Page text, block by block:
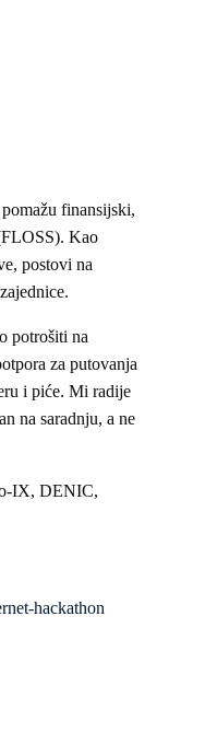
finansijski,
Kao
postovi na
potrošiti na
za putovanja
i piće. Mi radije
na saradnju, a ne
IX, DENIC,
hackathon